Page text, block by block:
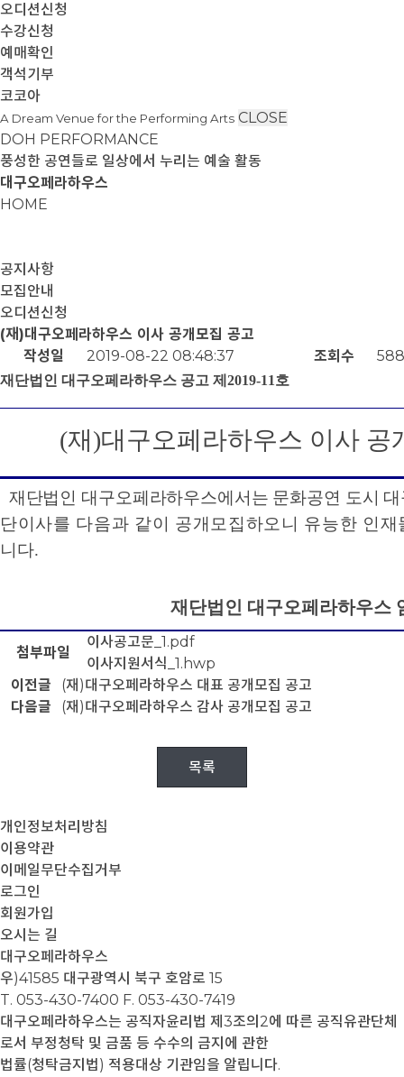
오디션신청
수강신청
예매확인
객석기부
코코아
A Dream Venue for the Performing Arts CLOSE
DOH PERFORMANCE
풍성한 공연들로 일상에서 누리는 예술 활동
대구오페라하우스
HOME
공지사항
모집안내
오디션신청
(재)대구오페라하우스 이사 공개모집 공고
작성일
2019-08-22 08:48:37 조회수
재단법인 대구오페라하우스 공고 제 2019-11 호
(재 )대구오페라하우스 이사 공
재단법인 대구오페라하우스에서는 문화공연 도시
단이사를 다음과 같이 공개모집하오니 유능한 인
니다.
재단법인 대구오페라하우스
첨부파일
이사공고문_1.pdf
이사지원서식_1.hwp
이전글
(재)대구오페라하우스 대표 공개모집 공고
다음글
(재)대구오페라하우스 감사 공개모집 공고
목록
개인정보처리방침
이용약관
이메일무단수집거부
로그인
회원가입
오시는 길
대구오페라하우스
우)41585 대구광역시 북구 호암로 15
T. 053-430-7400 F. 053-430-7419
대구오페라하우스는 공직자윤리법 제3조의2에 따른 공직유관단체
로서 부정청탁 및 금품 등 수수의 금지에 관한
법률(청탁금지법) 적용대상 기관임을 알립니다.